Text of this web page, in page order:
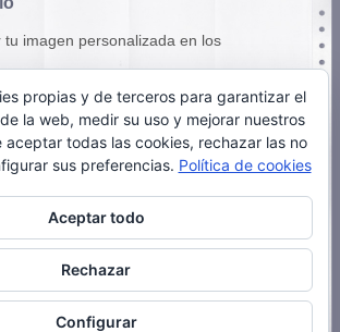
tu imagen personalizada en los
2013 a las 16:25 pm
propias y de terceros para garantizar el
la web, medir su uso y mejorar nuestros
aceptar todas las cookies, rechazar las no
sus preferencias. Política de cookies
Aceptar todo
Rechazar
Configurar